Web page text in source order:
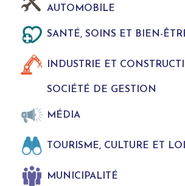
AUTOMOBILE
SANTÉ, SOINS ET BIEN-
INDUSTRIE ET
SOCIÉTÉ DE GESTION
MÉDIA
TOURISME, CULTURE ET
MUNICIPALITÉ